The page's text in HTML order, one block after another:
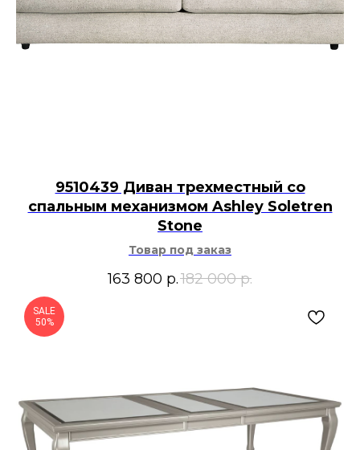
9510439 Диван трехместный со
спальным механизмом Ashley Soletren
Stone
Товар под заказ
163 800 р.182 000 р.
SALE
50%